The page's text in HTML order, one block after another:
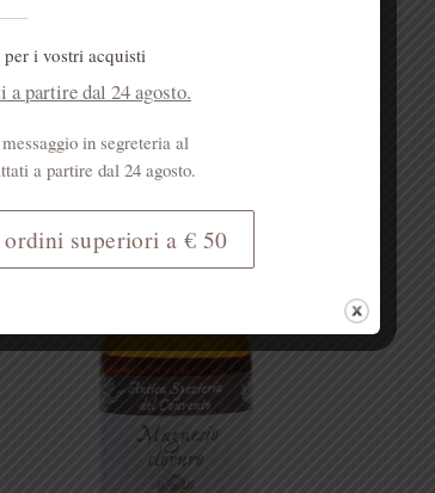
Vitamina E
€3,00
AGGIUNGI
i vostri acquisti
partire dal 24 agosto.
in segreteria al
a partire dal 24 agosto.
superiori a € 50